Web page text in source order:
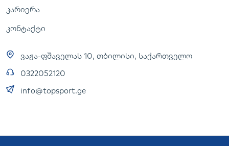
კარიერა
კონტაქტი
ვაჟა-ფშაველას 10, თბილისი, საქართველო
0322052120
info@topsport.ge